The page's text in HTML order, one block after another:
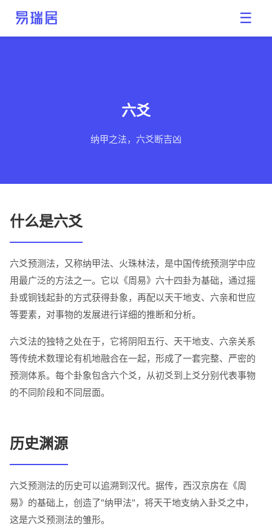
易瑞居 ☰
六爻
纳甲之法，六爻断吉凶
什么是六爻
六爻预测法，又称纳甲法、火珠林法，是中国传统预测学中应
用最广泛的方法之一。它以《周易》六十四卦为基础，通过摇
卦或铜钱起卦的方式获得卦象，再配以天干地支、六亲和世应
等要素，对事物的发展进行详细的推断和分析。
六爻法的独特之处在于，它将阴阳五行、天干地支、六亲关系
等传统术数理论有机地融合在一起，形成了一套完整、严密的
预测体系。每个卦象包含六个爻，从初爻到上爻分别代表事物
的不同阶段和不同层面。
历史渊源
六爻预测法的历史可以追溯到汉代。据传，西汉京房在《周
易》的基础上，创造了"纳甲法"，将天干地支纳入卦爻之中，
这是六爻预测法的雏形。